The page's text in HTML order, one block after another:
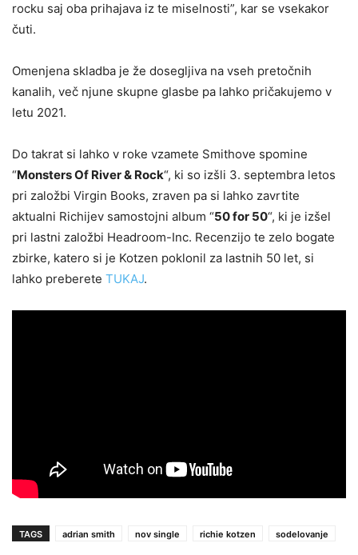
rocku saj oba prihajava iz te miselnosti”, kar se vsekakor
čuti.
Omenjena skladba je že dosegljiva na vseh pretočnih
kanalih, več njune skupne glasbe pa lahko pričakujemo v
letu 2021.
Do takrat si lahko v roke vzamete Smithove spomine
“Monsters Of River & Rock“, ki so izšli 3. septembra letos
pri založbi Virgin Books, zraven pa si lahko zavrtite
aktualni Richijev samostojni album “50 for 50“, ki je izšel
pri lastni založbi Headroom-Inc. Recenzijo te zelo bogate
zbirke, katero si je Kotzen poklonil za lastnih 50 let, si
lahko preberete TUKAJ.
TAGS adrian smith nov single richie kotzen sodelovanje